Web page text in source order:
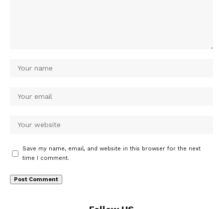
Save my name, email, and website in this browser for the next
time I comment.